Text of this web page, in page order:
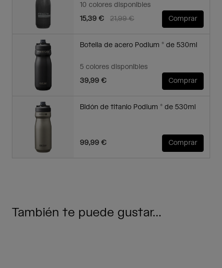
10 colores disponibles
Price reduced from
21,99 €to
15,39 € Comprar
Botella de acero Podium ® de 530ml
5 colores disponibles
39,99 €
Comprar
Bidón de titanio Podium ® de 530ml
99,99 € Comprar
También te puede gustar...